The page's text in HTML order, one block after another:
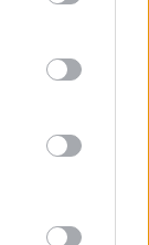
tags to
Google